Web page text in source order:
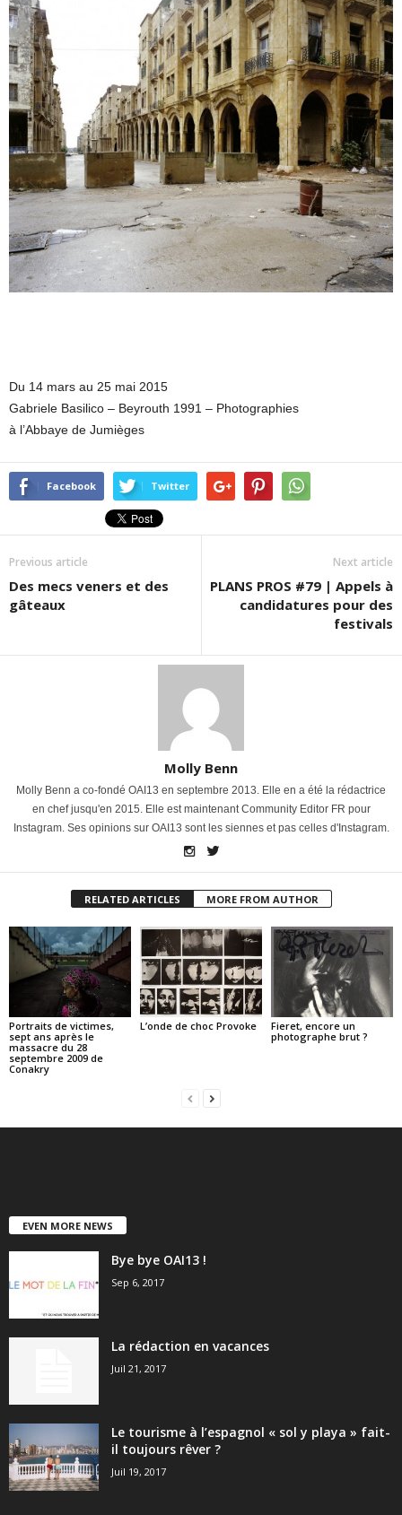
Du 14 mars au 25 mai 2015
Gabriele Basilico – Beyrouth 1991 – Photographies
à l’Abbaye de Jumièges
Facebook Twitter
Previous article
Des mecs veners et des
gâteaux
Next article
PLANS PROS #79 | Appels à
candidatures pour des
festivals
Molly Benn
Molly Benn a co-fondé OAI13 en septembre 2013. Elle en a été la rédactrice
en chef jusqu'en 2015. Elle est maintenant Community Editor FR pour
Instagram. Ses opinions sur OAI13 sont les siennes et pas celles d'Instagram.
RELATED ARTICLES MORE FROM AUTHOR
Portraits de victimes,
sept ans après le
massacre du 28
septembre 2009 de
Conakry
L’onde de choc Provoke
Fieret, encore un
photographe brut ?
EVEN MORE NEWS
Bye bye OAI13 !
Sep 6, 2017
La rédaction en vacances
Juil 21, 2017
Le tourisme à l’espagnol « sol y playa » fait-
il toujours rêver ?
Juil 19, 2017